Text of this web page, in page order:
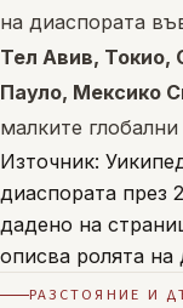
на диаспората
Тел Авив, Токио,
Пауло, Мексико
малките
Източник:
диаспората през
дадено на
описва ролята на
РАЗСТОЯНИЕ И